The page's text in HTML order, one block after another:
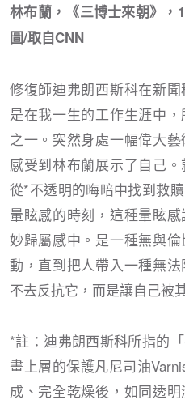
林布蘭，《三博士來朝》，
圖/取自CNN
修復師迪弗朗西斯科在新
是在我一生的工作生涯中
之一。突然身處一幅偉大
感受到林布蘭展示了自己
從*不透明的晦暗中找到救
暈眩感的時刻，這種暈眩
妙歸屬感中。是一種無與
動，直到把人帶入一種無
不去反抗它，而是讓自己被
*註：迪弗朗西斯科所指的
畫上層的保護凡尼司油
成、完全乾燥後，如同透